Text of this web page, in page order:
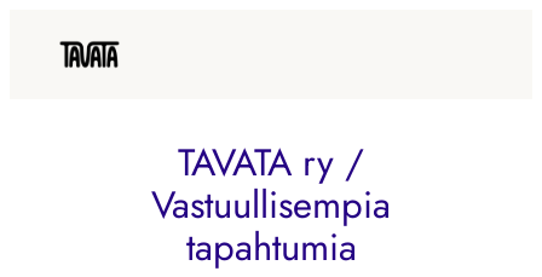
sisältöön
TAVATA ry /
Vastuullisempia
tapahtumia